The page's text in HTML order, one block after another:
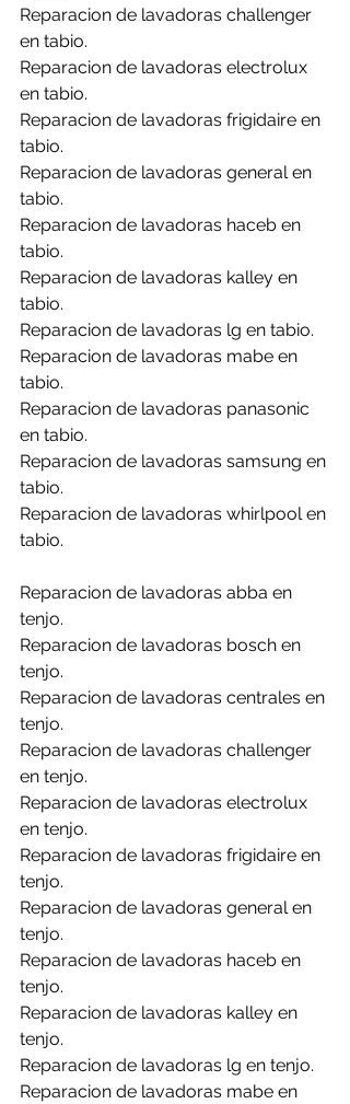
Reparacion de lavadoras challenger
en tabio.
Reparacion de lavadoras electrolux
en tabio.
Reparacion de lavadoras frigidaire en
tabio.
Reparacion de lavadoras general en
tabio.
Reparacion de lavadoras haceb en
tabio.
Reparacion de lavadoras kalley en
tabio.
Reparacion de lavadoras lg en tabio.
Reparacion de lavadoras mabe en
tabio.
Reparacion de lavadoras panasonic
en tabio.
Reparacion de lavadoras samsung en
tabio.
Reparacion de lavadoras whirlpool en
tabio.
Reparacion de lavadoras abba en
tenjo.
Reparacion de lavadoras bosch en
tenjo.
Reparacion de lavadoras centrales en
tenjo.
Reparacion de lavadoras challenger
en tenjo.
Reparacion de lavadoras electrolux
en tenjo.
Reparacion de lavadoras frigidaire en
tenjo.
Reparacion de lavadoras general en
tenjo.
Reparacion de lavadoras haceb en
tenjo.
Reparacion de lavadoras kalley en
tenjo.
Reparacion de lavadoras lg en tenjo.
Reparacion de lavadoras mabe en